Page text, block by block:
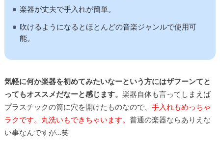
楽器が丈夫で手入れが簡単。
吹けるようになるとほとんどの音楽ジャンルで使用可
能。
気軽に何か楽器を初めてみたいなーという方にはザフーンてと
ってもオススメだなーと感じます。 楽器自体も言ってしまえば
プラスチックの筒に穴を開けたものなので、 手入れもめっちゃ
ラクです。丸洗いもできちゃいます。 普通の楽器ならありえな
い事なんですが…笑